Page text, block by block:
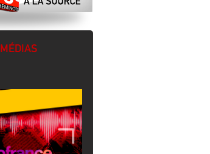
MÉDIAS